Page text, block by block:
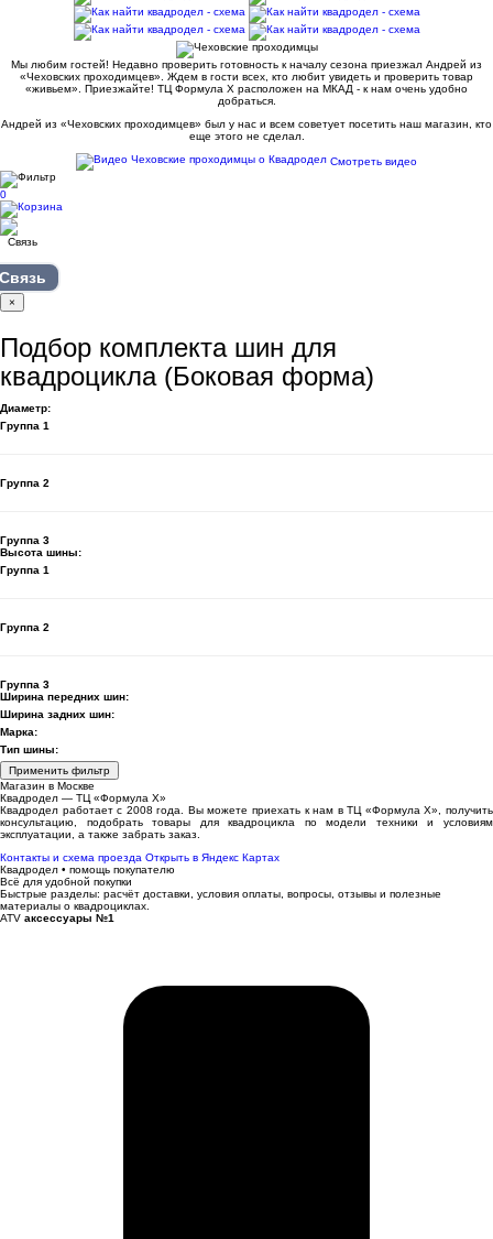
Мы любим гостей! Недавно проверить готовность к началу сезона приезжал Андрей из
«Чеховских проходимцев». Ждем в гости всех, кто любит увидеть и проверить товар
«живьем». Приезжайте! ТЦ Формула Х расположен на МКАД - к нам очень удобно
добраться.
Андрей из «Чеховских проходимцев» был у нас и всем советует посетить наш магазин, кто
еще этого не сделал.
Смотреть видео
0
×
Подбор комплекта шин для
квадроцикла (Боковая форма)
Диаметр:
Группа 1
Группа 2
Группа 3
Высота шины:
Группа 1
Группа 2
Группа 3
Ширина передних шин:
Ширина задних шин:
Марка:
Тип шины:
Применить фильтр
Магазин в Москве
Квадродел — ТЦ «Формула Х»
Квадродел работает с 2008 года. Вы можете приехать к нам в ТЦ «Формула Х», получить
консультацию, подобрать товары для квадроцикла по модели техники и условиям
эксплуатации, а также забрать заказ.
Контакты и схема проезда Открыть в Яндекс Картах
Квадродел • помощь покупателю
Всё для удобной покупки
Быстрые разделы: расчёт доставки, условия оплаты, вопросы, отзывы и полезные
материалы о квадроциклах.
ATV аксессуары №1